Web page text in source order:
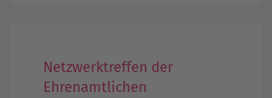
Netzwerktreffen der
Ehrenamtlichen